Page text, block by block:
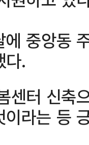
에 중앙동
다.
센터 신축
라는 등